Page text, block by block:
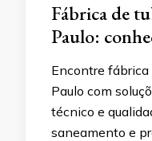
Fábrica de
Paulo:
Encontre fábrica
Paulo com
técnico e
saneamento e